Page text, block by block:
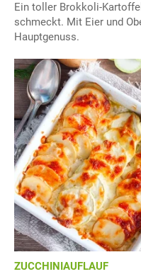
Ein toller Brokkoli-
schmeckt. Mit Eier und
Hauptgenuss.
ZUCCHINIAUFLAUF